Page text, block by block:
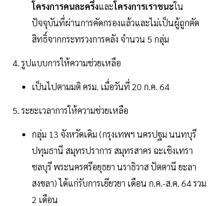
โครงการคนละครึ่งและโครงการเราชนะใน
ปัจจุบันที่ผ่านการคัดกรองแล้วและไม่เป็นผู้ถูกตัด
สิทธิ์จากกระทรวงการคลัง จำนวน 5 กลุ่ม
4. รูปแบบการให้ความช่วยเหลือ
เป็นไปตามมติ ครม. เมื่อวันที่ 20 ก.ค. 64
5. ระยะเวลาการให้ความช่วยเหลือ
กลุ่ม 13 จังหวัดเดิม (กรุงเทพฯ นครปฐม นนทบุรี
ปทุมธานี สมุทรปราการ สมุทรสาคร ฉะเชิงเทรา
ชลบุรี พระนครศรีอยุธยา นราธิวาส ปัตตานี ยะลา
สงขลา) ได้แก่รับการเยียวยา เดือน ก.ค.-ส.ค. 64 รวม
2 เดือน